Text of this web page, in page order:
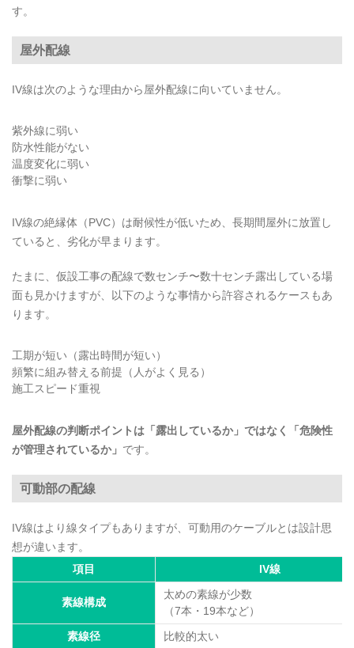
す。
屋外配線
IV線は次のような理由から屋外配線に向いていません。
紫外線に弱い
防水性能がない
温度変化に弱い
衝撃に弱い
IV線の絶縁体（PVC）は耐候性が低いため、長期間屋外に放置し
ていると、劣化が早まります。
たまに、仮設工事の配線で数センチ〜数十センチ露出している場
面も見かけますが、以下のような事情から許容されるケースもあ
ります。
工期が短い（露出時間が短い）
頻繁に組み替える前提（人がよく見る）
施工スピード重視
屋外配線の判断ポイントは「露出しているか」ではなく「危険性
が管理されているか」 です。
可動部の配線
IV線はより線タイプもありますが、可動用のケーブルとは設計思
想が違います。
項目
IV線
素線構成
太めの素線が少数
（7本・19本など）
素線径
比較的太い